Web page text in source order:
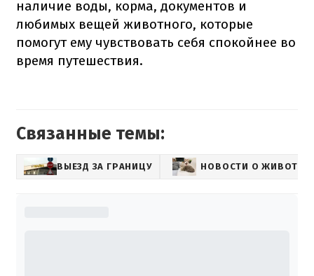
наличие воды, корма, документов и
любимых вещей животного, которые
помогут ему чувствовать себя спокойнее во
время путешествия.
Связанные темы:
ВЫЕЗД ЗА ГРАНИЦУ НОВОСТИ О